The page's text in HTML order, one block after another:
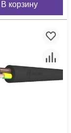
В корзину